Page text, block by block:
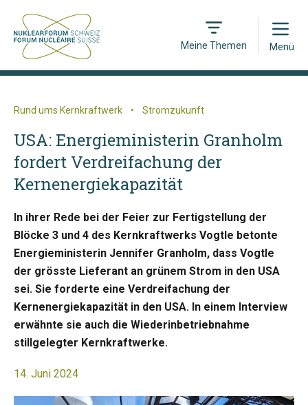
Meine Themen
Open
Menü
Rund ums Kernkraftwerk • Stromzukunft
USA: Energieministerin Granholm
fordert Verdreifachung der
Kernenergiekapazität
In ihrer Rede bei der Feier zur Fertigstellung der
Blöcke 3 und 4 des Kernkraftwerks Vogtle betonte
Energieministerin Jennifer Granholm, dass Vogtle
der grösste Lieferant an grünem Strom in den USA
sei. Sie forderte eine Verdreifachung der
Kernenergiekapazität in den USA. In einem Interview
erwähnte sie auch die Wiederinbetriebnahme
stillgelegter Kernkraftwerke.
14. Juni 2024